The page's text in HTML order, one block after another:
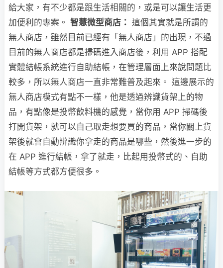
給大家，有不少都是跟生活相關的，或是可以讓生活更
加便利的專案。 智慧微型商店： 這個其實就是所謂的
無人商店，雖然目前已經有「無人商店」的出現，不過
目前的無人商店都是掃碼進入商店後，利用 APP 搭配
實體結帳系統進行自助結帳，在管理層面上來說問題比
較多，所以無人商店一直非常難普及起來。 這邊展示的
無人商店模式有點不一樣，他是透過辨識貨架上的物
品，有點像是投幣飲料機的感覺，當你用 APP 掃碼後
打開貨架，就可以自己取走想要買的商品，當你關上貨
架後就會自動辨識你拿走的商品是哪些，然後進一步的
在 APP 進行結帳，拿了就走，比起用投幣式的、自助
結帳等方式都方便很多。